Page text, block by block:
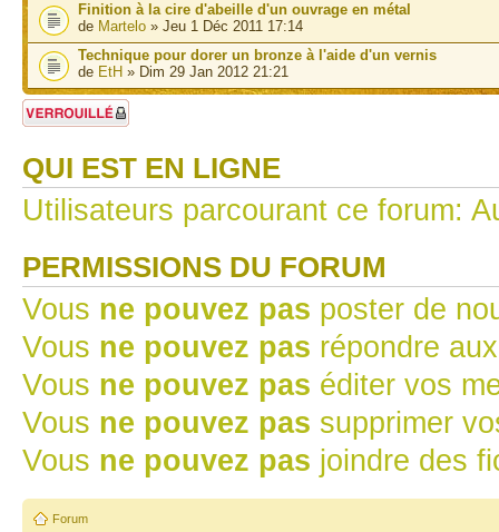
Finition à la cire d'abeille d'un ouvrage en métal
de Martelo » Jeu 1 Déc 2011 17:14
Technique pour dorer un bronze à l'aide d'un vernis
de EtH » Dim 29 Jan 2012 21:21
Forum verrouillé
QUI EST EN LIGNE
Utilisateurs parcourant ce forum:
PERMISSIONS DU FORUM
Vous ne pouvez pas poster de
Vous ne pouvez pas répondre
Vous ne pouvez pas éditer vos
Vous ne pouvez pas supprimer
Vous ne pouvez pas joindre des
Forum